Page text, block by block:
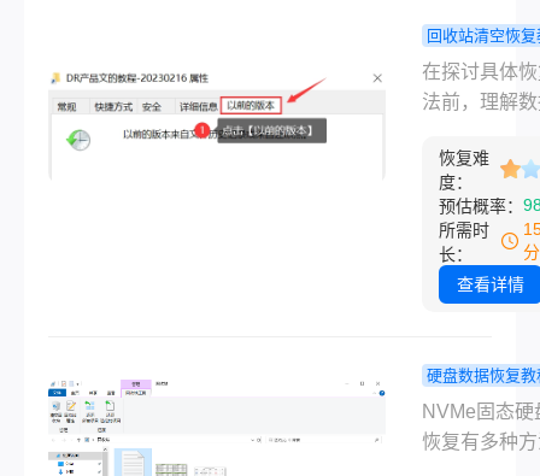
的适用边界
回丢失文件
常见陷阱！
回收站清空恢
文件删了回
清空了怎么
复指南！
在探讨具体
法前，理解
重要。当您
上删除文件
回收站时，
统实际上并
擦除文件内
目，将文件
用的磁盘空
为“可重新使
恢复难
度：
预估概率：
所需时
长：
查看详情
硬盘数据恢复教
NVMe固态
件误删了还
NVMe固态硬
恢复有多种